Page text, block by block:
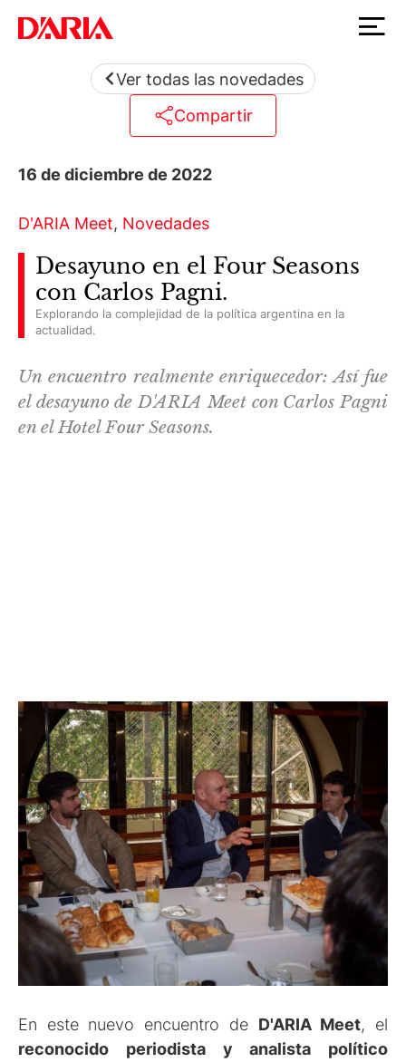
Ver todas las novedades
Compartir
16 de diciembre de 2022
D'ARIA Meet, Novedades
Desayuno en el Four Seasons
con Carlos Pagni.
Explorando la complejidad de la política argentina en la
actualidad.
Un encuentro realmente enriquecedor: Así fue
el desayuno de D'ARIA Meet con Carlos Pagni
en el Hotel Four Seasons.
En este nuevo encuentro de D'ARIA Meet, el
reconocido periodista y analista político